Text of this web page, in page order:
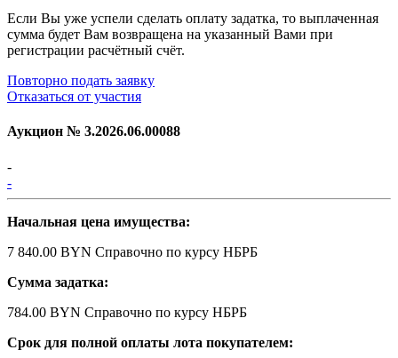
Если Вы уже успели сделать оплату задатка, то выплаченная
сумма будет Вам возвращена на указанный Вами при
регистрации расчётный счёт.
Повторно подать заявку
Отказаться от участия
Аукцион № 3.2026.06.00088
-
-
Начальная цена имущества:
7 840.00 BYN Справочно по курсу НБРБ
Сумма задатка:
784.00 BYN Справочно по курсу НБРБ
Срок для полной оплаты лота покупателем: